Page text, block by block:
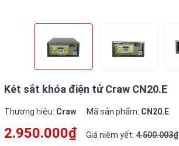
Két sắt khóa điện tử Craw CN20.E
Thương hiệu: Craw Mã sản phẩm: CN20.E
2.950.000₫ Giá niêm yết: 4.500.003₫